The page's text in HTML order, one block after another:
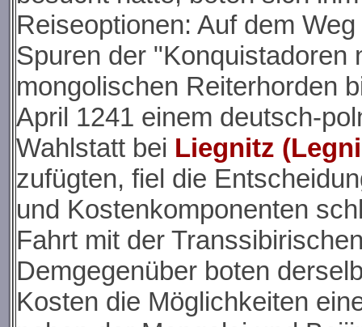
Reiseoptionen: Auf dem
Spuren der "Konquistadoren
mongolischen Reiterhorden
April 1241 einem deutsch-
Wahlstatt bei Liegnitz
zufügten, fiel die
und Kostenkomponenten
Fahrt mit der
Demgegenüber boten
Kosten die Möglichkeiten